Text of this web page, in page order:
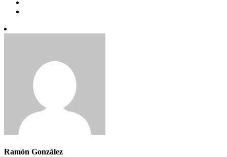
Ramón González